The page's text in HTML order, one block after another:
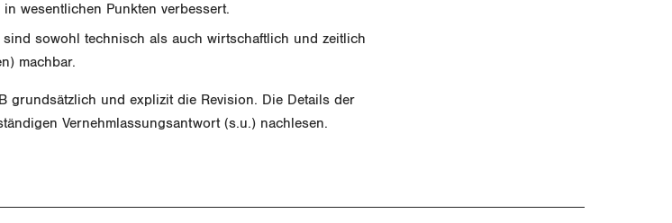
wesentlichen Punkten verbessert.
sind sowohl technisch als auch wirtschaftlich und zeitlich
machbar.
grundsätzlich und explizit die Revision. Die Details der
Vernehmlassungsantwort (s.u.) nachlesen.